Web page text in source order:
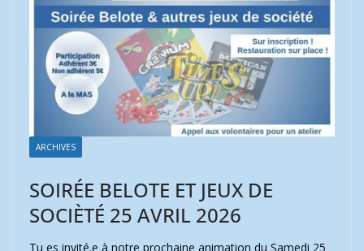
ARCHIVES
SOIRÉE BELOTE ET JEUX DE
SOCIÈTÉ 25 AVRIL 2026
Tu es invité.e à notre prochaine animation du Samedi 25